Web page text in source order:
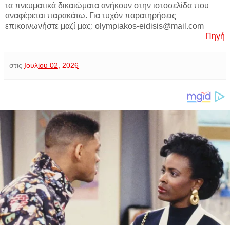
τα πνευματικά δικαιώματα ανήκουν στην ιστοσελίδα που
αναφέρεται παρακάτω. Για τυχόν παρατηρήσεις
επικοινωνήστε μαζί μας: olympiakos-eidisis@mail.com
Πηγή
στις Ιουλίου 02, 2026